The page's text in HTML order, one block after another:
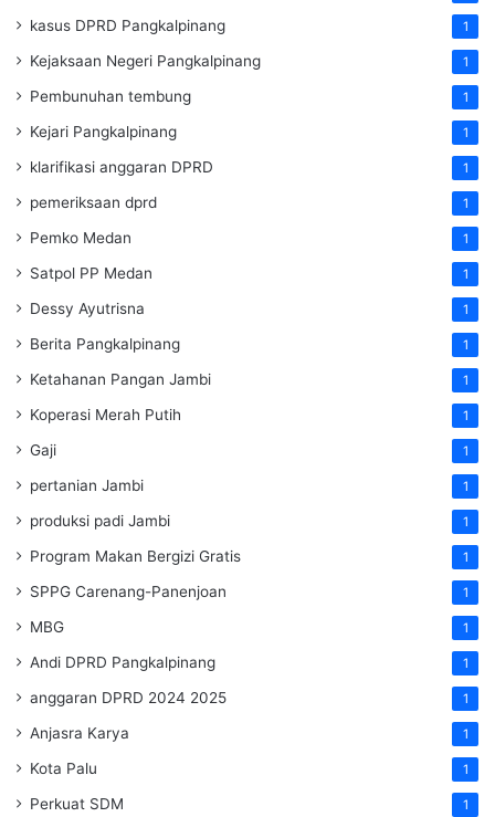
kasus DPRD Pangkalpinang 1
Kejaksaan Negeri Pangkalpinang 1
Pembunuhan tembung 1
Kejari Pangkalpinang 1
klarifikasi anggaran DPRD 1
pemeriksaan dprd 1
Pemko Medan 1
Satpol PP Medan 1
Dessy Ayutrisna 1
Berita Pangkalpinang 1
Ketahanan Pangan Jambi 1
Koperasi Merah Putih 1
Gaji 1
pertanian Jambi 1
produksi padi Jambi 1
Program Makan Bergizi Gratis 1
SPPG Carenang-Panenjoan 1
MBG 1
Andi DPRD Pangkalpinang 1
anggaran DPRD 2024 2025 1
Anjasra Karya 1
Kota Palu 1
Perkuat SDM 1